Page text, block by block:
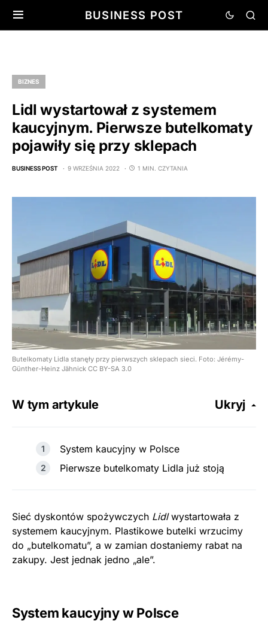
BUSINESS POST
BIZNES
Lidl wystartował z systemem
kaucyjnym. Pierwsze butelkomaty
pojawiły się przy sklepach
BUSINESS POST 9 WRZEŚNIA 2022 1 MIN. CZYTANIA
Butelkomaty Lidla stanęły przy pierwszych sklepach sieci. Foto: Jérémy-
Günther-Heinz Jähnick CC BY-SA 3.0
W tym artykule Ukryj
System kaucyjny w Polsce
Pierwsze butelkomaty Lidla już stoją
Sieć dyskontów spożywczych Lidlwystartowała z
systemem kaucyjnym. Plastikowe butelki wrzucimy
do „butelkomatu”, a w zamian dostaniemy rabat na
zakupy. Jest jednak jedno „ale”.
System kaucyjny w Polsce